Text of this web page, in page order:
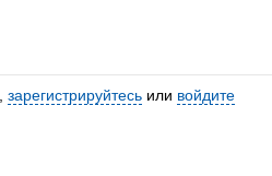
зарегистрируйтесь или войдите